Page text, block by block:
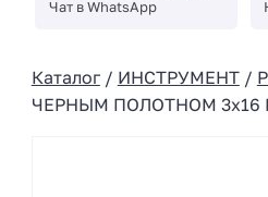
Чат в WhatsApp
Каталог/ ИНСТРУМЕНТ/
ЧЕРНЫМ ПОЛОТНОМ 3х16